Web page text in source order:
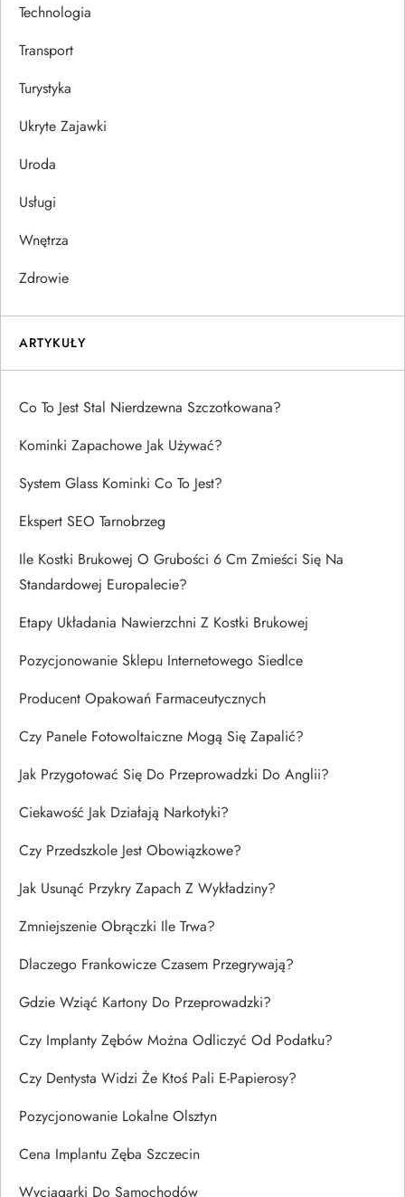
Technologia
Transport
Turystyka
Ukryte Zajawki
Uroda
Usługi
Wnętrza
Zdrowie
ARTYKUŁY
Co To Jest Stal Nierdzewna Szczotkowana?
Kominki Zapachowe Jak Używać?
System Glass Kominki Co To Jest?
Ekspert SEO Tarnobrzeg
Ile Kostki Brukowej O Grubości 6 Cm Zmieści Się Na
Standardowej Europalecie?
Etapy Układania Nawierzchni Z Kostki Brukowej
Pozycjonowanie Sklepu Internetowego Siedlce
Producent Opakowań Farmaceutycznych
Czy Panele Fotowoltaiczne Mogą Się Zapalić?
Jak Przygotować Się Do Przeprowadzki Do Anglii?
Ciekawość Jak Działają Narkotyki?
Czy Przedszkole Jest Obowiązkowe?
Jak Usunąć Przykry Zapach Z Wykładziny?
Zmniejszenie Obrączki Ile Trwa?
Dlaczego Frankowicze Czasem Przegrywają?
Gdzie Wziąć Kartony Do Przeprowadzki?
Czy Implanty Zębów Można Odliczyć Od Podatku?
Czy Dentysta Widzi Że Ktoś Pali E-Papierosy?
Pozycjonowanie Lokalne Olsztyn
Cena Implantu Zęba Szczecin
Wyciągarki Do Samochodów